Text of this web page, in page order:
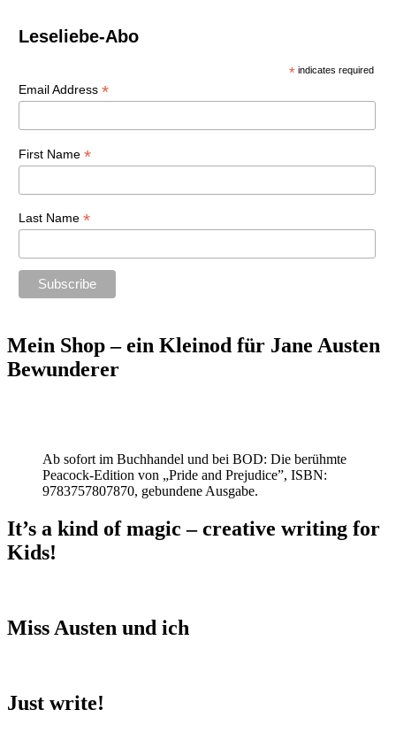
Leseliebe-Abo
* indicates required
Email Address *
First Name *
Last Name *
Mein Shop – ein Kleinod für Jane Austen
Bewunderer
Ab sofort im Buchhandel und bei BOD: Die berühmte
Peacock-Edition von „Pride and Prejudice”, ISBN:
9783757807870, gebundene Ausgabe.
It’s a kind of magic – creative writing for
Kids!
Miss Austen und ich
Just write!